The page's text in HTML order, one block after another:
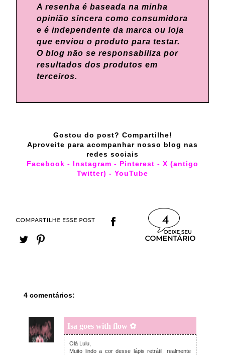
A resenha é baseada na minha
opinião sincera como consumidora
e é independente da marca ou loja
que enviou o produto para testar.
O blog não se responsabiliza por
resultados dos produtos em
terceiros.
Gostou do post? Compartilhe!
Aproveite para acompanhar nosso blog nas
redes sociais
Facebook - Instagram - Pinterest - X (antigo
Twitter) - YouTube
4
4 comentários:
Isa goes with flow ✿
sexta-feira, junho 26, 2026
Olá Lulu,
Muito lindo a cor desse lápis retrátil, realmente